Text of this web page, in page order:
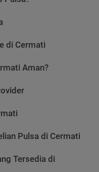
di Cermati
Aman?
Pulsa di Cermati
Tersedia di